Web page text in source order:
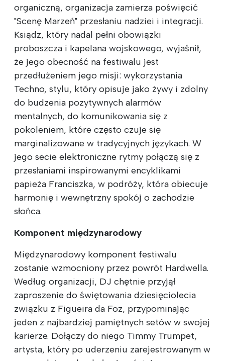
organiczną, organizacja zamierza poświęcić
"Scenę Marzeń" przesłaniu nadziei i integracji.
Ksiądz, który nadal pełni obowiązki
proboszcza i kapelana wojskowego, wyjaśnił,
że jego obecność na festiwalu jest
przedłużeniem jego misji: wykorzystania
Techno, stylu, który opisuje jako żywy i zdolny
do budzenia pozytywnych alarmów
mentalnych, do komunikowania się z
pokoleniem, które często czuje się
marginalizowane w tradycyjnych językach. W
jego secie elektroniczne rytmy połączą się z
przesłaniami inspirowanymi encyklikami
papieża Franciszka, w podróży, która obiecuje
harmonię i wewnętrzny spokój o zachodzie
słońca.
Komponent międzynarodowy
Międzynarodowy komponent festiwalu
zostanie wzmocniony przez powrót Hardwella.
Według organizacji, DJ chętnie przyjął
zaproszenie do świętowania dziesięciolecia
związku z Figueira da Foz, przypominając
jeden z najbardziej pamiętnych setów w swojej
karierze. Dołączy do niego Timmy Trumpet,
artysta, który po uderzeniu zarejestrowanym w